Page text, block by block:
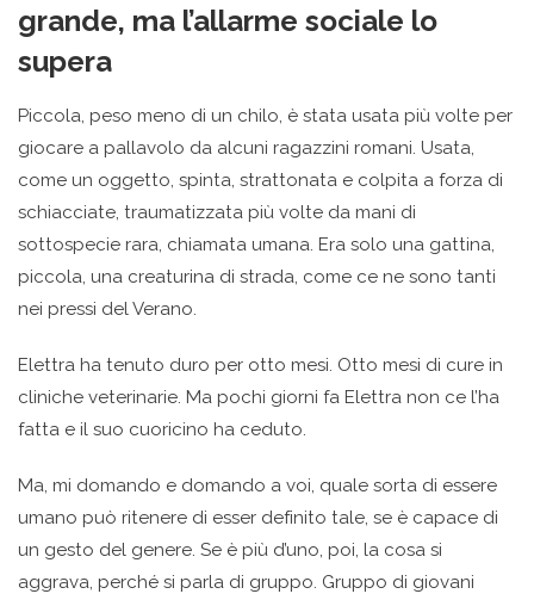
grande, ma l’allarme sociale lo
supera
Piccola, peso meno di un chilo, è stata usata più volte per
giocare a pallavolo da alcuni ragazzini romani. Usata,
come un oggetto, spinta, strattonata e colpita a forza di
schiacciate, traumatizzata più volte da mani di
sottospecie rara, chiamata umana. Era solo una gattina,
piccola, una creaturina di strada, come ce ne sono tanti
nei pressi del Verano.
Elettra ha tenuto duro per otto mesi. Otto mesi di cure in
cliniche veterinarie. Ma pochi giorni fa Elettra non ce l’ha
fatta e il suo cuoricino ha ceduto.
Ma, mi domando e domando a voi, quale sorta di essere
umano può ritenere di esser definito tale, se è capace di
un gesto del genere. Se è più d’uno, poi, la cosa si
aggrava, perché si parla di gruppo. Gruppo di giovani